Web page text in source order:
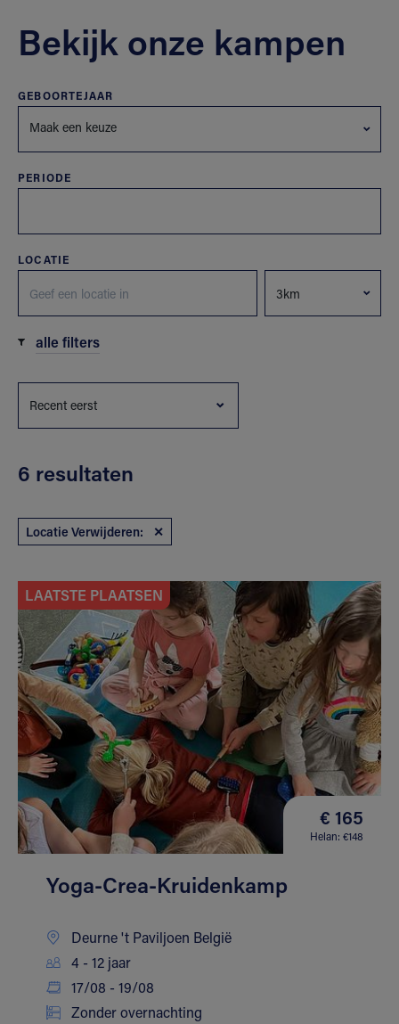
Bekijk onze kampen
GEBOORTEJAAR
Maak een keuze
PERIODE
LOCATIE
alle filters
6 resultaten
Locatie Verwijderen: ✕
LAATSTE PLAATSEN
€ 165
Helan: €148
Yoga-Crea-Kruidenkamp
Deurne 't Paviljoen België
4 - 12 jaar
17/08 - 19/08
Zonder overnachting